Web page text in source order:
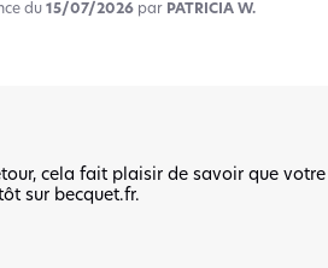
du15/07/2026 par PATRICIA W.
cela fait plaisir de savoir que
sur becquet.fr.